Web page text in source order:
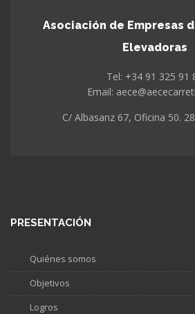
Asociación de Empresas
Elevadoras
Tel: +34 91 325 91
Email:
C/ Albasanz 67, Oficina 50.
PRESENTACIÓN
Quiénes somos
Objetivos
Logros